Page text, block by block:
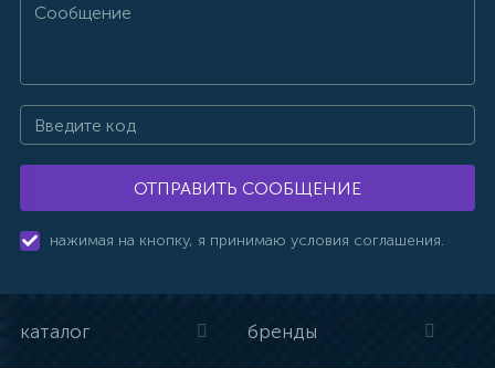
ОТПРАВИТЬ СООБЩЕНИЕ
нажимая на кнопку, я принимаю условия соглашения.
каталог бренды